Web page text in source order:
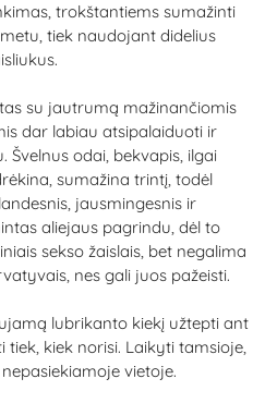
trokštantiems sumažinti
tiek naudojant didelius
su jautrumą mažinančiomis
dar labiau atsipalaiduoti ir
Švelnus odai, bekvapis, ilgai
sumažina trintį, todėl
jausmingesnis ir
aliejaus pagrindu, dėl to
sekso žaislais, bet negalima
nes gali juos pažeisti.
lubrikanto kiekį užtepti ant
kiek norisi. Laikyti tamsioje,
vietoje.